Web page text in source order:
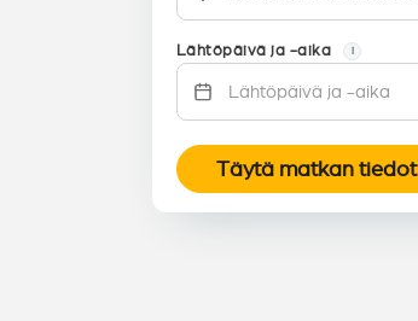
Lähtöpäivä ja -aika i
Täytä matkan tiedot